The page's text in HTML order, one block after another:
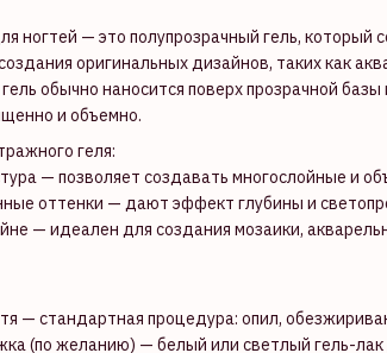
ногтей — это полупрозрачный гель, который
оригинальных дизайнов, таких как
обычно наносится поверх прозрачной
и объемно.
геля:
— позволяет создавать многослойные и
оттенки — дают эффект глубины и
— идеален для создания мозаики,
— стандартная процедура: опил,
(по желанию) — белый или светлый гель-